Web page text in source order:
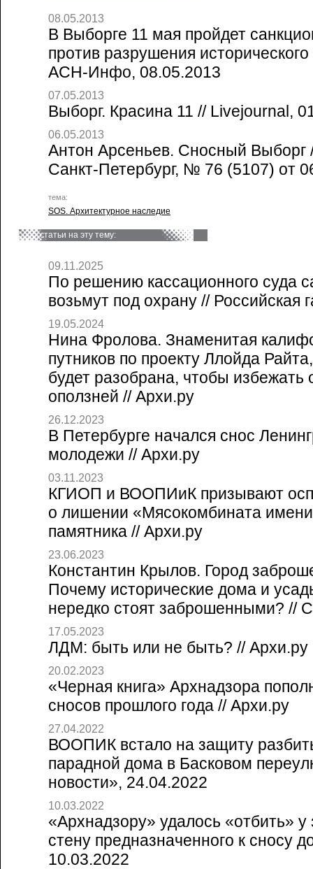
08.05.2013
В Выборге 11 мая пройдет
против разрушения
АСН-Инфо, 08.05.2013
07.05.2013
Выборг. Красина 11 // Livejournal,
06.05.2013
Антон Арсеньев. Сносный Выборг
Санкт-Петербург, № 76 (5107) от
тема:
SOS. Архитектурное наследие
статьи на эту тему:
09.11.2025
По решению кассационного суда
возьмут под охрану // Российская
19.05.2024
Нина Фролова. Знаменитая
путников по проекту Ллойда
будет разобрана, чтобы избежать
оползней // Архи.ру
26.12.2023
В Петербурге начался снос
молодежи // Архи.ру
03.11.2023
КГИОП и ВООПИиК призывают
о лишении «Мясокомбината
памятника // Архи.ру
23.06.2023
Константин Крылов. Город
Почему исторические дома и
нередко стоят заброшенными? //
17.05.2023
ЛДМ: быть или не быть? // Архи.ру
20.02.2023
«Черная книга» Архнадзора
сносов прошлого года // Архи.ру
27.04.2022
ВООПИК встало на защиту
парадной дома в Басковом
новости», 24.04.2022
10.03.2022
«Архнадзору» удалось «отбить»
стену предназначенного к сносу
10.03.2022